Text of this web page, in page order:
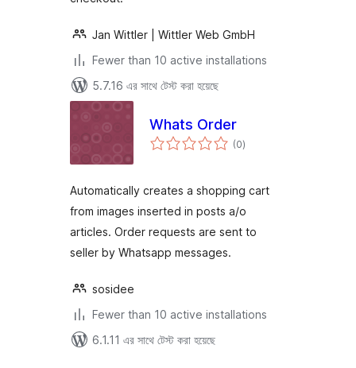
Jan Wittler | Wittler Web GmbH
Fewer than 10 active installations
5.7.16 এর সাথে টেস্ট করা হয়েছে
Whats Order
(0total
ratings
)
Automatically creates a shopping cart
from images inserted in posts a/o
articles. Order requests are sent to
seller by Whatsapp messages.
sosidee
Fewer than 10 active installations
6.1.11 এর সাথে টেস্ট করা হয়েছে